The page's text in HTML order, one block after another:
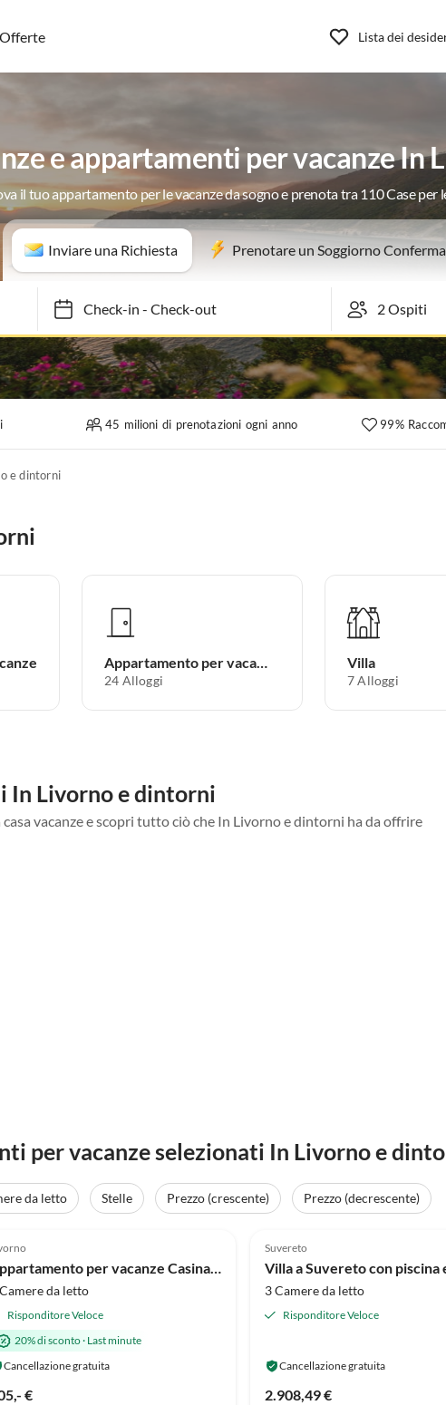
Offerte Lista dei
e appartamenti per vacanze In
il tuo appartamento per le vacanze da sogno e prenota tra 110 Case per
Inviare una Richiesta Prenotare un Soggiorno
Check-in- Check-out
45 milioni di prenotazioni ogni anno 99%
e dintorni
Appartamento per vacanze
24 Alloggi
Villa
7 Alloggi
In Livorno e dintorni
vacanze e scopri tutto ciò che In Livorno e dintorni ha da offrire
per vacanze selezionati In Livorno e
da letto Stelle Prezzo (crescente) Prezzo (decrescente)
Annuncio in
Alto
Appartamento per vacanze Casina Montenero
da letto
Risponditore Veloce
20% di sconto· Last minute
Cancellazione gratuita
€
Suvereto
Villa a Suvereto con piscina
3 Camere da letto
Risponditore Veloce
Cancellazione gratuita
2.908,49 €